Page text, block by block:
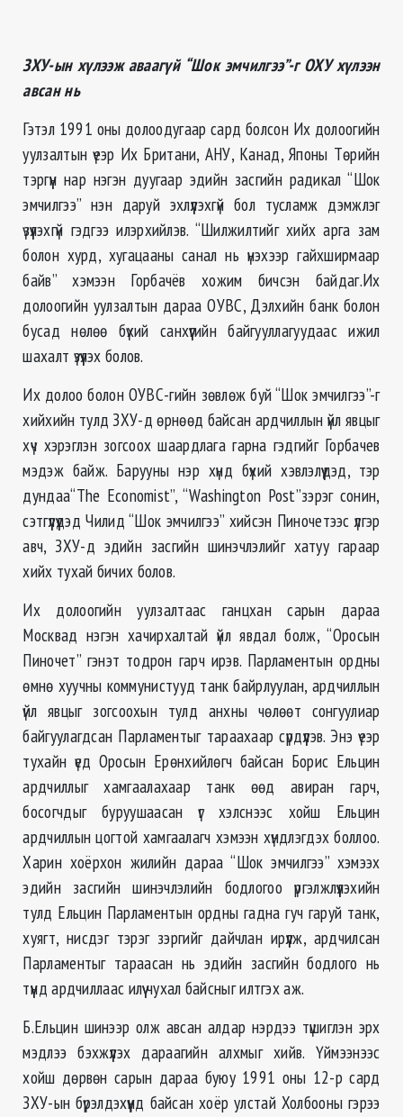
ЗХУ-ын хүлээж аваагүй “Шок эмчилгээ”-г ОХУ хүлээн
авсан нь
Гэтэл 1991 оны долоодугаар сард болсон Их долоогийн
уулзалтын үеэр Их Британи, АНУ, Канад, Японы Төрийн
тэргүүн нар нэгэн дуугаар эдийн засгийн радикал “Шок
эмчилгээ” нэн даруй эхлүүлэхгүй бол тусламж дэмжлэг
үзүүлэхгүй гэдгээ илэрхийлэв. “Шилжилтийг хийх арга зам
болон хурд, хугацааны санал нь үнэхээр гайхширмаар
байв” хэмээн Горбачёв хожим бичсэн байдаг.Их
долоогийн уулзалтын дараа ОУВС, Дэлхийн банк болон
бусад нөлөө бүхий санхүүгийн байгууллагуудаас ижил
шахалт үзүүлэх болов.
Их долоо болон ОУВС-гийн зөвлөж буй “Шок эмчилгээ”-г
хийхийн тулд ЗХУ-д өрнөөд байсан ардчиллын үйл явцыг
хүч хэрэглэн зогсоох шаардлага гарна гэдгийг Горбачев
мэдэж байж. Барууны нэр хүнд бүхий хэвлэлүүдэд, тэр
дундаа“The Economist”, “Washington Post”зэрэг сонин,
сэтгүүлүүдэд Чилид “Шок эмчилгээ” хийсэн Пиночетээс үлгэр
авч, ЗХУ-д эдийн засгийн шинэчлэлийг хатуу гараар
хийх тухай бичих болов.
Их долоогийн уулзалтаас ганцхан сарын дараа
Москвад нэгэн хачирхалтай үйл явдал болж, “Оросын
Пиночет” гэнэт тодрон гарч ирэв. Парламентын ордны
өмнө хуучны коммунистууд танк байрлуулан, ардчиллын
үйл явцыг зогсоохын тулд анхны чөлөөт сонгуулиар
байгуулагдсан Парламентыг тараахаар сүрдүүлэв. Энэ үеэр
тухайн үед Оросын Ерөнхийлөгч байсан Борис Ельцин
ардчиллыг хамгаалахаар танк өөд авиран гарч,
босогчдыг буруушаасан үг хэлснээс хойш Ельцин
ардчиллын цогтой хамгаалагч хэмээн хүндлэгдэх боллоо.
Харин хоёрхон жилийн дараа “Шок эмчилгээ” хэмээх
эдийн засгийн шинэчлэлийн бодлогоо үргэлжлүүлэхийн
тулд Ельцин Парламентын ордны гадна гуч гаруй танк,
хуягт, нисдэг тэрэг зэргийг дайчлан ирүүлж, ардчилсан
Парламентыг тараасан нь эдийн засгийн бодлого нь
түүнд ардчиллаас илүү чухал байсныг илтгэх аж.
Б.Ельцин шинээр олж авсан алдар нэрдээ түшиглэн эрх
мэдлээ бэхжүүлэх дараагийн алхмыг хийв. Үймээнээс
хойш дөрвөн сарын дараа буюу 1991 оны 12-р сард
ЗХУ-ын бүрэлдэхүүнд байсан хоёр улстай Холбооны гэрээ